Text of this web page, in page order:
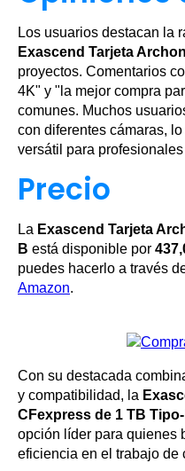
Los usuarios destacan la
Exascend Tarjeta
proyectos. Comentarios
4K" y "la mejor compra
comunes. Muchos
con diferentes cámaras,
versátil para
Precio
La Exascend Tarjeta
B está disponible por
puedes hacerlo a través
Amazon.
Con su destacada
y compatibilidad, la
CFexpress de 1 TB
opción líder para quienes
eficiencia en el trabajo de